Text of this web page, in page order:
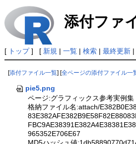
添付ファ
[ トップ] [ 新規 | 一覧| 検索| 最終更新|
[添付ファイル一覧 ] [全ページの添付ファイル一
pie5.png
ページ:グラフィックス参考実例集
格納ファイル名:attach/
965352E706E67